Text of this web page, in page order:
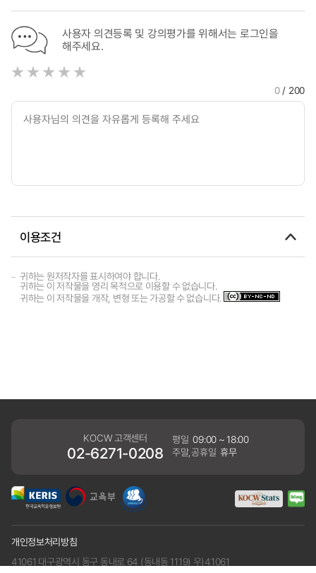
사용자 의견등록 및 강의평가를 위해서는 로그인을
해주세요.
0/ 200
이용조건
귀하는 원저작자를 표시하여야 합니다.
귀하는 이 저작물을 영리 목적으로 이용할 수 없습니다.
귀하는 이 저작물을 개작, 변형 또는 가공할 수 없습니다.
KOCW 고객센터
02-6271-0208
평일 09:00 ~ 18:00
주말,공휴일 휴무
개인정보처리방침
41061 대구광역시 동구 동내로 64 (동내동 1119) 우)41061